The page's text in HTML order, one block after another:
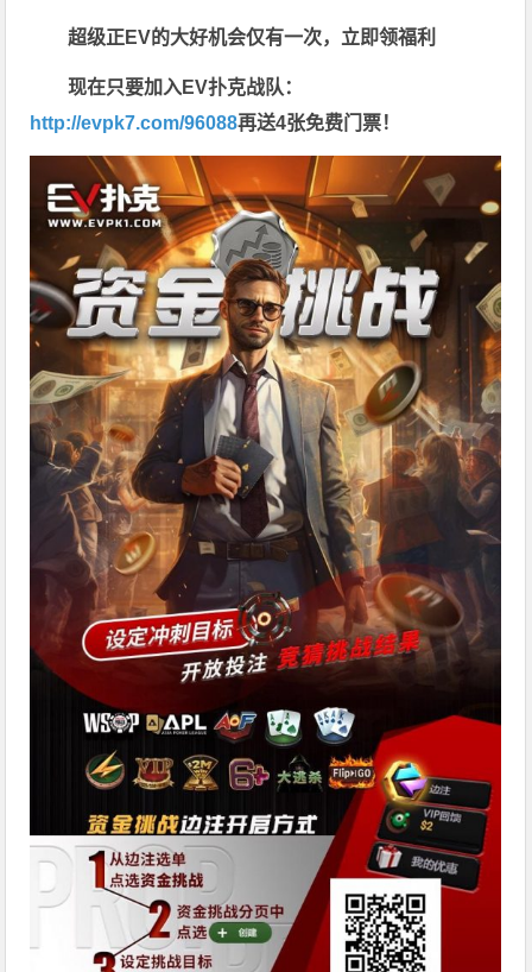
超级正EV的大好机会仅有一次，立即领福利
现在只要加入EV扑克战队：
http://evpk7.com/96088再送4张免费门票！